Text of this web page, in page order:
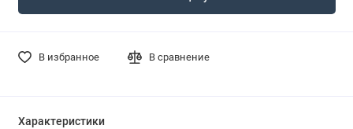
В избранное В сравнение
Характеристики